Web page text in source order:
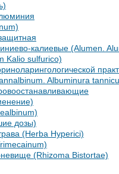
калиевые (Alumen.
Kalio sulfurico)
Albuminura
дозы)
(Herba Hyperici)
(Rhizoma Bistortae)